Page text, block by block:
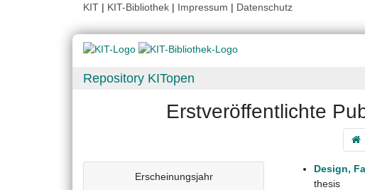
KIT | KIT-Bibliothek | Impressum | Datenschutz
Repository KITopen
Erstveröffentlichte
Erscheinungsjahr
Design,
thesis